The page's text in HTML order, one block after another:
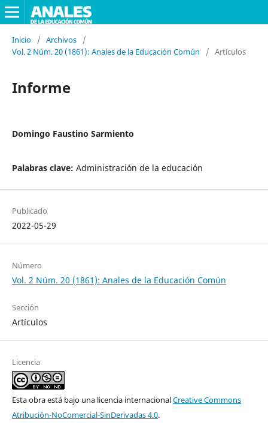
Inicio / Archivos
/
Vol. 2 Núm. 20 (1861): Anales de la Educación Común
/ Artículos
Informe
Domingo Faustino Sarmiento
Palabras clave: Administración de la educación
Publicado
2022-05-29
Número
Vol. 2 Núm. 20 (1861): Anales de la Educación Común
Sección
Artículos
Licencia
Esta obra está bajo una licencia internacionalCreative Commons
Atribución-NoComercial-SinDerivadas 4.0.